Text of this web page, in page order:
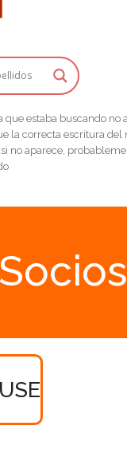
que estaba buscando no
la correcta escritura del
no aparece,